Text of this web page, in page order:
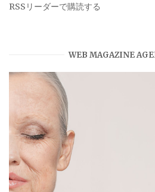
RSSリーダーで購読する
WEB MAGAZINE